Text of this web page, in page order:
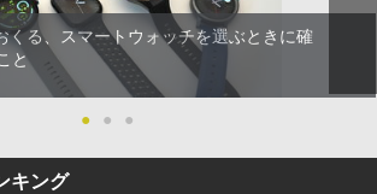
くる、スマートウォッチを選ぶときに確
と
● ● ●
キング